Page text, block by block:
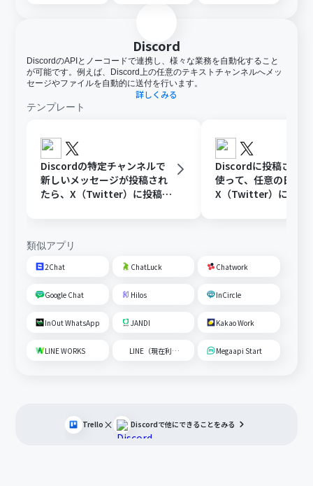
Discord
DiscordのAPIとノーコードで連携し、様々な業務を自動化すること
が可能です。例えば、Discord上の任意のテキストチャンネルへメッ
セージやファイルを自動的に送付を行います。
詳しくみる
テンプレート
Discordの特定チャンネルで
新しいメッセージが投稿され
たら、X（Twitter）に投稿す
Discordに投稿され
使って、任意の日時に
X（Twitter）に投稿
類似アプリ
2Chat ChatLuck Chatwork
Google Chat Hilos InCircle
InOut WhatsApp JANDI Kakao Work
LINE WORKS LINE（現在利用不可） Megaapi Start
Trello × Discordで他にできることをみる